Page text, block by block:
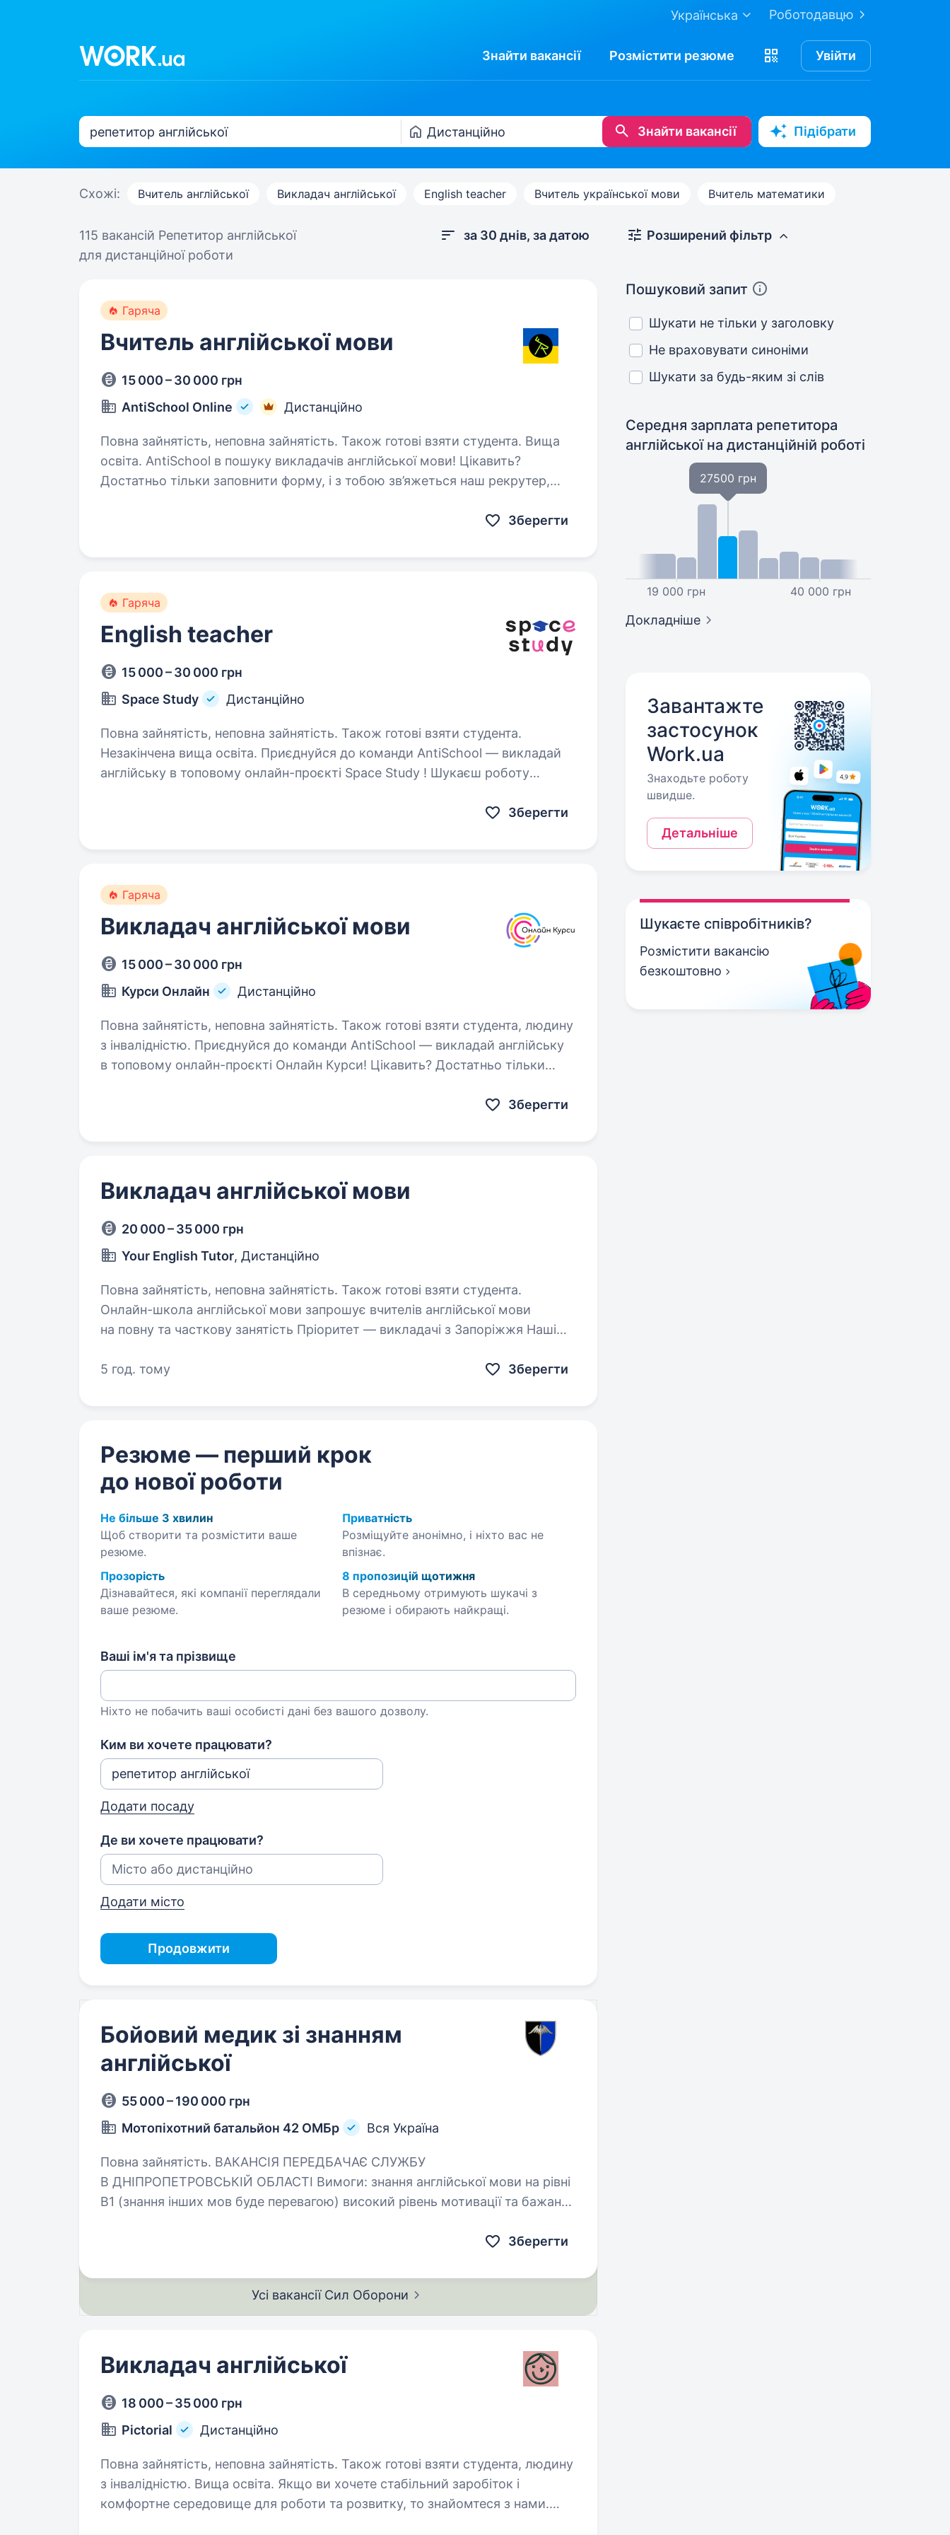
Роботодавцю
Українська
Знайти вакансії Розмістити резюме Увійти
Знайти вакансії Підібрати
Схожі: Вчитель англійської Викладач англійської English teacher Вчитель української мови Вчитель математики
115 вакансій Репетитор англійської
для дистанційної роботи
за 30 днів, за датою
Гаряча
Вчитель англійської мови
15 000 – 30 000 грн
AntiSchool Online
Дистанційно
Повна зайнятість, неповна зайнятість. Також готові взяти студента. Вища
освіта. AntiSchool в пошуку викладачів англійської мови! Цікавить?
Достатньо тільки заповнити форму, і з тобою зв’яжеться наш рекрутер,
Зберегти
Гаряча
English teacher
15 000 – 30 000 грн
Space Study
Дистанційно
Повна зайнятість, неповна зайнятість. Також готові взяти студента.
Незакінчена вища освіта. Приєднуйся до команди AntiSchool — викладай
англійську в топовому онлайн-проєкті Space Study ! Шукаєш роботу
Зберегти
Гаряча
Викладач англійської мови
15 000 – 30 000 грн
Курси Онлайн
Дистанційно
Повна зайнятість, неповна зайнятість. Також готові взяти студента, людину
з інвалідністю. Приєднуйся до команди AntiSchool — викладай англійську
в топовому онлайн-проєкті Онлайн Курси! Цікавить? Достатньо тільки
Зберегти
Викладач англійської мови
20 000 – 35 000 грн
Your English Tutor, Дистанційно
Повна зайнятість, неповна зайнятість. Також готові взяти студента.
Онлайн-школа англійської мови запрошує вчителів англійської мови
на повну та часткову занятість Пріоритет — викладачі з Запоріжжя Наші
інтернету,…
5 год. тому Зберегти
Резюме — перший крок
до нової роботи
Не більше 3 хвилин
Щоб створити та розмістити ваше
резюме.
Приватність
Розміщуйте анонімно, і ніхто вас не
впізнає.
Прозорість
Дізнавайтеся, які компанії переглядали
ваше резюме.
8 пропозицій щотижня
В середньому отримують шукачі з
резюме і обирають найкращі.
Ваші ім'я та прізвище
Ніхто не побачить ваші особисті дані без вашого дозволу.
Ким ви хочете працювати?
Додати посаду
Де ви хочете працювати?
Додати місто
Продовжити
Бойовий медик зі знанням
англійської
55 000 – 190 000 грн
Мотопіхотний батальйон 42 ОМБр
Вся Україна
Повна зайнятість. ВАКАНСІЯ ПЕРЕДБАЧАЄ СЛУЖБУ
В ДНІПРОПЕТРОВСЬКІЙ ОБЛАСТІ Вимоги: знання англійської мови на рівні
B1 (знання інших мов буде перевагою) високий рівень мотивації та бажання
Зберегти
Усі вакансії Сил Оборони
Викладач англійської
18 000 – 35 000 грн
Pictorial
Дистанційно
Повна зайнятість, неповна зайнятість. Також готові взяти студента, людину
з інвалідністю. Вища освіта. Якщо ви хочете стабільний заробіток і
комфортне середовище для роботи та розвитку, то знайомтеся з нами.
Розширений фільтр
Пошуковий запит
Шукати не тільки у заголовку
Не враховувати синоніми
Шукати за будь-яким зі слів
Середня зарплата репетитора
англійської на дистанційній роботі
19 000 грн
27500 грн
40 000 грн
Докладніше
Завантажте
застосунок
Work.ua
Знаходьте роботу
швидше.
Детальніше
Шукаєте співробітників?
Розмістити вакансію
безкоштовно